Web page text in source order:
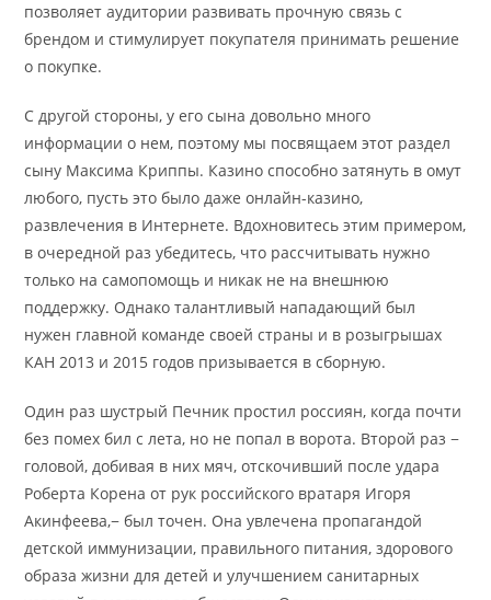
позволяет аудитории развивать прочную связь с
брендом и стимулирует покупателя принимать решение
о покупке.
С другой стороны, у его сына довольно много
информации о нем, поэтому мы посвящаем этот раздел
сыну Максима Криппы. Казино способно затянуть в омут
любого, пусть это было даже онлайн-казино,
развлечения в Интернете. Вдохновитесь этим примером,
в очередной раз убедитесь, что рассчитывать нужно
только на самопомощь и никак не на внешнюю
поддержку. Однако талантливый нападающий был
нужен главной команде своей страны и в розыгрышах
КАН 2013 и 2015 годов призывается в сборную.
Один раз шустрый Печник простил россиян, когда почти
без помех бил с лета, но не попал в ворота. Второй раз −
головой, добивая в них мяч, отскочивший после удара
Роберта Корена от рук российского вратаря Игоря
Акинфеева,− был точен. Она увлечена пропагандой
детской иммунизации, правильного питания, здорового
образа жизни для детей и улучшением санитарных